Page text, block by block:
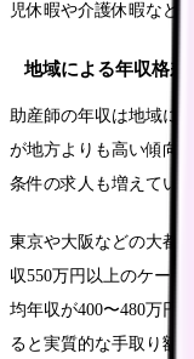
児休暇や介護休暇など
地域による年収格差
助産師の年収は地域に
が地方よりも高い傾向
条件の求人も増えていま
東京や大阪などの大都
収550万円以上のケー
均年収が400〜480万円
ると実質的な手取り額